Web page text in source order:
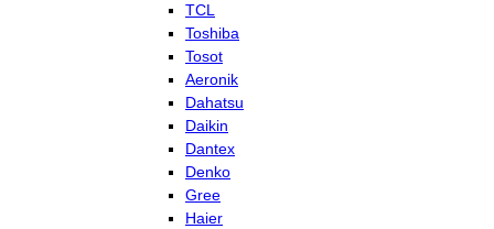
TCL
Toshiba
Tosot
Aeronik
Dahatsu
Daikin
Dantex
Denko
Gree
Haier